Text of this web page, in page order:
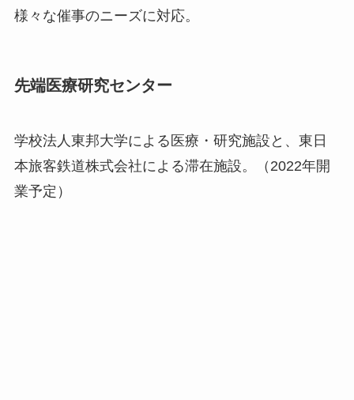
様々な催事のニーズに対応。
先端医療研究センター
学校法人東邦大学による医療・研究施設と、東日
本旅客鉄道株式会社による滞在施設。（2022年開
業予定）